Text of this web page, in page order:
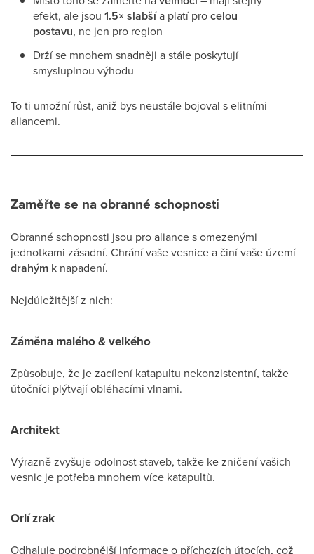
efekt, ale jsou 1.5× slabšía platí procelou
postavu, ne jen pro region
Drží se mnohem snadněji a stále poskytují
smysluplnou výhodu
To ti umožní růst, aniž bys neustále bojoval s elitními
aliancemi.
Zaměřte se na obranné schopnosti
Obranné schopnosti jsou pro aliance s omezenými
jednotkami zásadní. Chrání vaše vesnice a činí vaše území
drahým k napadení.
Nejdůležitější z nich:
Záměna malého & velkého
Způsobuje, že je zacílení katapultu nekonzistentní, takže
útočníci plýtvají obléhacími vlnami.
Architekt
Výrazně zvyšuje odolnost staveb, takže ke zničení vašich
vesnic je potřeba mnohem více katapultů.
Orlí zrak
Odhaluje podrobnější informace o příchozích útocích, což